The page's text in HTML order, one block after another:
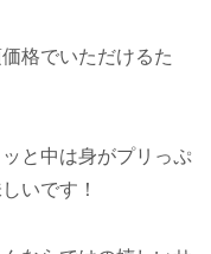
格でいただけるた
と中は身がプリっぷ
いです！